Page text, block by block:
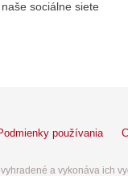
sociálne siete
používania
a vykonáva ich